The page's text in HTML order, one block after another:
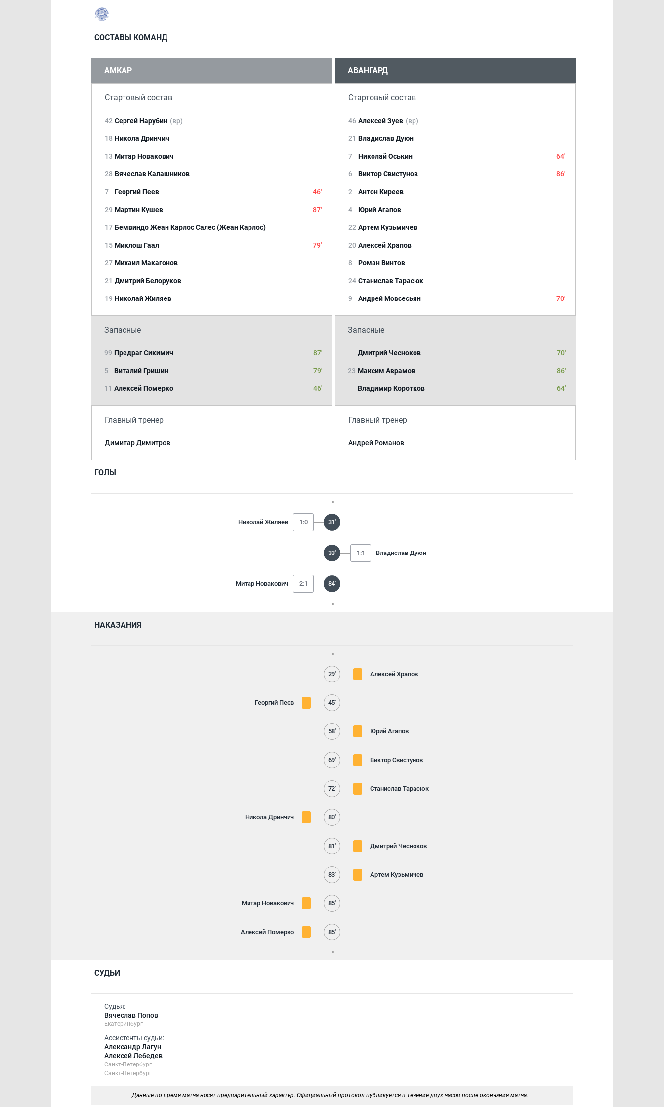
СОСТАВЫ КОМАНД
АМКАР
Стартовый состав
42 Сергей Нарубин (вр)
18 Никола Дринчич
13 Митар Новакович
28 Вячеслав Калашников
7 Георгий Пеев 46'
29 Мартин Кушев 87'
17 Бемвиндо Жеан Карлос Салес (Жеан Карлос)
15 Миклош Гаал 79'
27 Михаил Макагонов
21 Дмитрий Белоруков
19 Николай Жиляев
Запасные
99 Предраг Сикимич 87'
5 Виталий Гришин 79'
11 Алексей Померко 46'
Главный тренер
Димитар Димитров
АВАНГАРД
Стартовый состав
46 Алексей Зуев (вр)
21 Владислав Дуюн
7 Николай Оськин 64'
6 Виктор Свистунов 86'
2 Антон Киреев
4 Юрий Агапов
22 Артем Кузьмичев
20 Алексей Храпов
8 Роман Винтов
24 Станислав Тарасюк
9 Андрей Мовсесьян 70'
Запасные
Дмитрий Чесноков 70'
23 Максим Аврамов 86'
Владимир Коротков 64'
Главный тренер
Андрей Романов
ГОЛЫ
Николай Жиляев 1:0 31'
33' 1:1 Владислав Дуюн
Митар Новакович 2:1 84'
НАКАЗАНИЯ
29' Алексей Храпов
Георгий Пеев 45'
58' Юрий Агапов
69' Виктор Свистунов
72' Станислав Тарасюк
Никола Дринчич 80'
81' Дмитрий Чесноков
83' Артем Кузьмичев
Митар Новакович 85'
Алексей Померко 85'
СУДЬИ
Судья:
Вячеслав Попов
Екатеринбург
Ассистенты судьи:
Александр Лагун
Алексей Лебедев
Санкт-Петербург
Санкт-Петербург
Данные во время матча носят предварительный характер. Официальный протокол публикуется в течение двух часов после окончания матча.